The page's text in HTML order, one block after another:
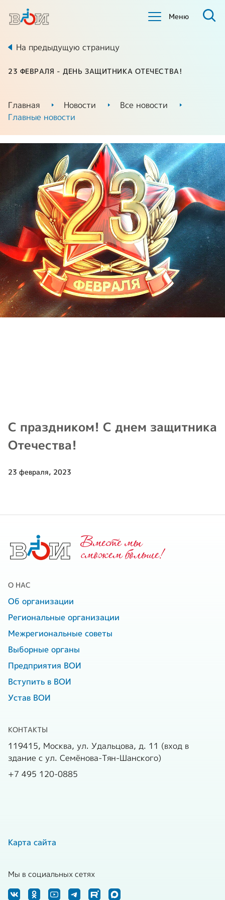
Меню
На предыдущую страницу
23 ФЕВРАЛЯ - ДЕНЬ ЗАЩИТНИКА ОТЕЧЕСТВА!
Главная Новости
Все новости
Главные новости
С праздником! С днем защитника
Отечества!
23 февраля, 2023
Вместе мы
cможем больше!
О НАС
Об организации
Региональные организации
Межрегиональные советы
Выборные органы
Предприятия ВОИ
Вступить в ВОИ
Устав ВОИ
КОНТАКТЫ
119415, Москва, ул. Удальцова, д. 11 (вход в
здание с ул. Семёнова-Тян-Шанского)
+7 495 120-0885
Карта сайта
Мы в социальных сетях